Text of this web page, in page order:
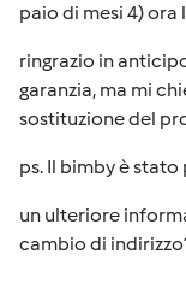
paio di mesi 4) ora
ringrazio in
garanzia, ma mi
sostituzione del
ps. Il bimby è
un ulteriore
cambio di